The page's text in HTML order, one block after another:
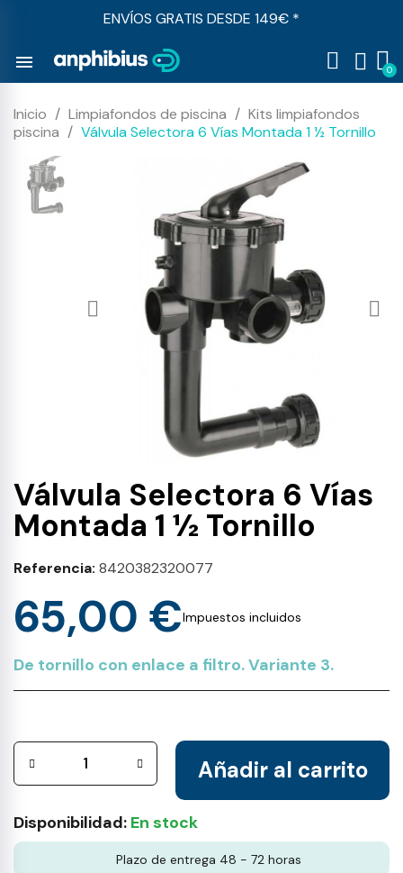
ENVÍOS GRATIS DESDE 149€ *
menu
Inicio Limpiafondos de piscina
Kits limpiafondos
piscina
Válvula Selectora 6 Vías Montada 1 ½ Tornillo
Válvula Selectora 6 Vías
Montada 1 ½ Tornillo
Referencia 8420382320077
65,00 €Impuestos incluidos
De tornillo con enlace a filtro. Variante 3.
Añadir al carrito
Disponibilidad: En stock
Plazo de entrega 48 - 72 horas